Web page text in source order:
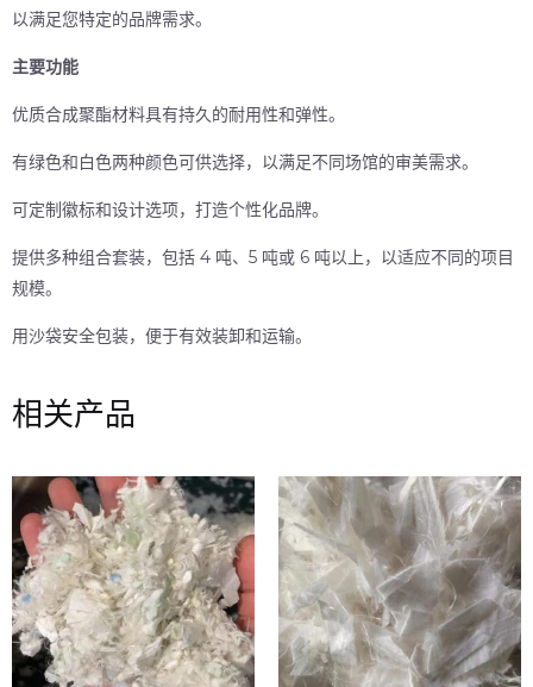
以满足您特定的品牌需求。
主要功能
优质合成聚酯材料具有持久的耐用性和弹性。
有绿色和白色两种颜色可供选择，以满足不同场馆的审美需求。
可定制徽标和设计选项，打造个性化品牌。
提供多种组合套装，包括 4 吨、5 吨或 6 吨以上，以适应不同的项目
规模。
用沙袋安全包装，便于有效装卸和运输。
相关产品